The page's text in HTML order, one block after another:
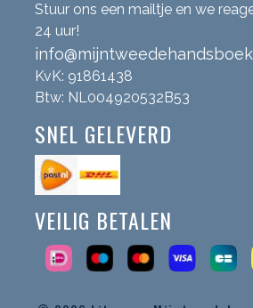
Stuur ons een mailtje en we
24 uur!
KvK: 91861438
Btw: NL004920532B53
SNEL GELEVERD
VEILIG BETALEN